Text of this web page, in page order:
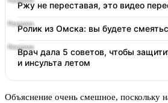
Ржу не переставая, это видео
Ролик из Омска: вы будете
Врач дала 5 советов, чтобы
и инсульта летом
Объяснение очень смешное, поскольку